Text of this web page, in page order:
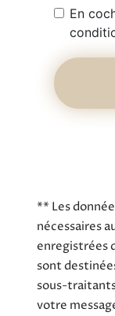
En
** Les
nécessaires
enregistrées
sont
sous-
votre